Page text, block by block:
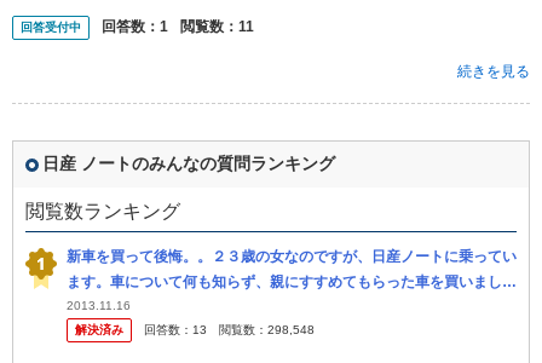
す。
回答受付中 回答数： 1 閲覧数： 11
続きを見る
日産 ノートのみんなの質問ランキング
閲覧数ランキング
新車を買って後悔。。２３歳の女なのですが、日産ノートに乗ってい
ます。車について何も知らず、親にすすめてもらった車を買いまし
た。でも最近道を走っているとノートに乗っている同年代を見かけな
いし 友達...
2013.11.16
解決済み
回答数： 13 閲覧数： 298,548